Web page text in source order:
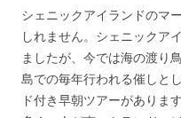
シェニックアイランドのマ
しれません。シェニックア
ましたが、今では海の渡り
島での毎年行われる催しと
ド付き早朝ツアーがありま